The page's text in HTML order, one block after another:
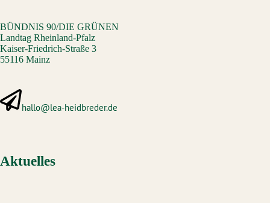
BÜNDNIS 90/DIE GRÜNEN
Landtag Rheinland-Pfalz
Kaiser-Friedrich-Straße 3
55116 Mainz
hallo@lea-heidbreder.de
Aktuelles